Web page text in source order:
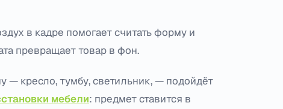
в кадре помогает считать форму и
превращает товар в фон.
— кресло, тумбу, светильник, — подойдёт
мебели: предмет ставится в